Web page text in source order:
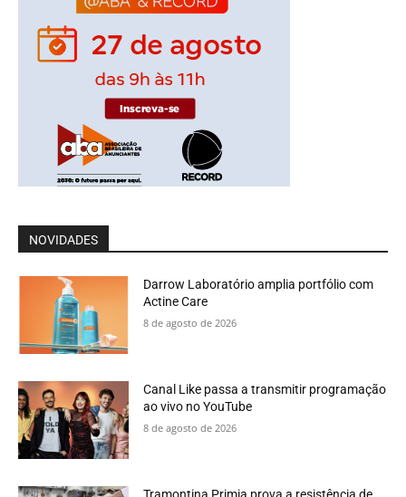
NOVIDADES
Darrow Laboratório amplia portfólio com
Actine Care
8 de agosto de 2026
Canal Like passa a transmitir programação
ao vivo no YouTube
8 de agosto de 2026
Tramontina Primia prova a resistência de